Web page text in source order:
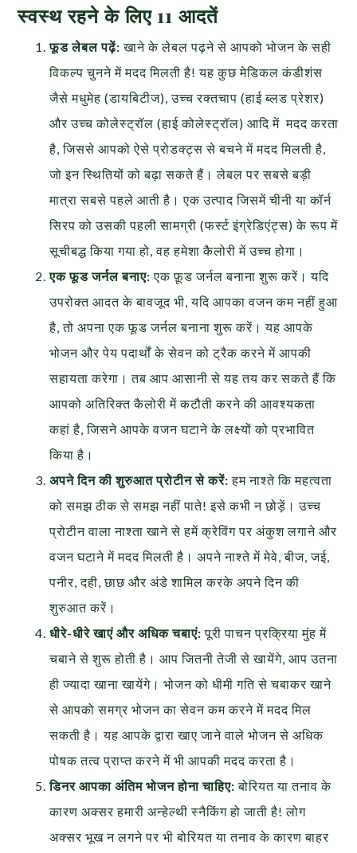
स्वस्थ रहने के लिए 11 आदतें
फूड लेबल पढ़ें: खाने के लेबल पढ़ने से आपको भोजन के सही
विकल्प चुनने में मदद मिलती है! यह कुछ मेडिकल कंडीशंस
जैसे मधुमेह (डायबिटीज), उच्च रक्तचाप (हाई ब्लड प्रेशर)
और उच्च कोलेस्ट्रॉल (हाई कोलेस्ट्रॉल) आदि में मदद करता
है, जिससे आपको ऐसे प्रोडक्ट्स से बचने में मदद मिलती है,
जो इन स्थितियों को बढ़ा सकते हैं। लेबल पर सबसे बड़ी
मात्रा सबसे पहले आती है। एक उत्पाद जिसमें चीनी या कॉर्न
सिरप को उसकी पहली सामग्री (फर्स्ट इंग्रेडिएंट्स) के रूप में
सूचीबद्ध किया गया हो, वह हमेशा कैलोरी में उच्च होगा।
एक फूड जर्नल बनाए: एक फ़ूड जर्नल बनाना शुरू करें। यदि
उपरोक्त आदत के बावजूद भी, यदि आपका वजन कम नहीं हुआ
है, तो अपना एक फूड जर्नल बनाना शुरू करें। यह आपके
भोजन और पेय पदार्थों के सेवन को ट्रैक करने में आपकी
सहायता करेगा। तब आप आसानी से यह तय कर सकते हैं कि
आपको अतिरिक्त कैलोरी में कटौती करने की आवश्यकता
कहां है, जिसने आपके वजन घटाने के लक्ष्यों को प्रभावित
किया है।
अपने दिन की शुरुआत प्रोटीन से करें: हम नाश्ते कि महत्वता
को समझ ठीक से समझ नहीं पाते! इसे कभी न छोड़ें। उच्च
प्रोटीन वाला नाश्ता खाने से हमें क्रेविंग पर अंकुश लगाने और
वजन घटाने में मदद मिलती है। अपने नाश्ते में मेवे, बीज, जई,
पनीर, दही, छाछ और अंडे शामिल करके अपने दिन की
शुरुआत करें।
धीरे-धीरे खाएं और अधिक चबाएं: पूरी पाचन प्रक्रिया मुंह में
चबाने से शुरू होती है। आप जितनी तेजी से खायेंगे, आप उतना
ही ज्यादा खाना खायेंगे। भोजन को धीमी गति से चबाकर खाने
से आपको समग्र भोजन का सेवन कम करने में मदद मिल
सकती है। यह आपके द्वारा खाए जाने वाले भोजन से अधिक
पोषक तत्व प्राप्त करने में भी आपकी मदद करता है।
डिनर आपका अंतिम भोजन होना चाहिए: बोरियत या तनाव के
कारण अक्सर हमारी अन्हेल्थी स्नैकिंग हो जाती है! लोग
अक्सर भूख न लगने पर भी बोरियत या तनाव के कारण बाहर